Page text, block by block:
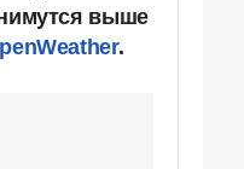
выше
.